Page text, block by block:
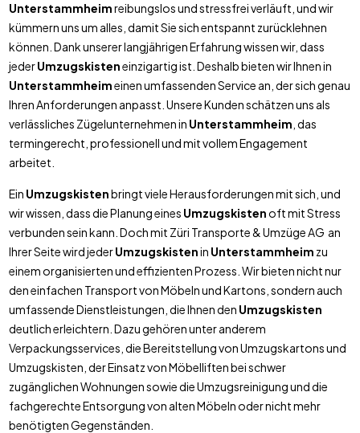
Unterstammheimreibungslos und stressfrei verläuft, und wir
kümmern uns um alles, damit Sie sich entspannt zurücklehnen
können. Dank unserer langjährigen Erfahrung wissen wir, dass
jederUmzugskisteneinzigartig ist. Deshalb bieten wir Ihnen in
Unterstammheimeinen umfassenden Service an, der sich genau
Ihren Anforderungen anpasst. Unsere Kunden schätzen uns als
verlässliches Zügelunternehmen in Unterstammheim , das
termingerecht, professionell und mit vollem Engagement
arbeitet.
Ein Umzugskistenbringt viele Herausforderungen mit sich, und
wir wissen, dass die Planung eines Umzugskistenoft mit Stress
verbunden sein kann. Doch mit Züri Transporte & Umzüge AG an
Ihrer Seite wird jederUmzugskistenin Unterstammheim zu
einem organisierten und effizienten Prozess. Wir bieten nicht nur
den einfachen Transport von Möbeln und Kartons, sondern auch
umfassende Dienstleistungen, die Ihnen den Umzugskisten
deutlich erleichtern. Dazu gehören unter anderem
Verpackungsservices, die Bereitstellung von Umzugskartons und
Umzugskisten, der Einsatz von Möbelliften bei schwer
zugänglichen Wohnungen sowie die Umzugsreinigung und die
fachgerechte Entsorgung von alten Möbeln oder nicht mehr
benötigten Gegenständen.